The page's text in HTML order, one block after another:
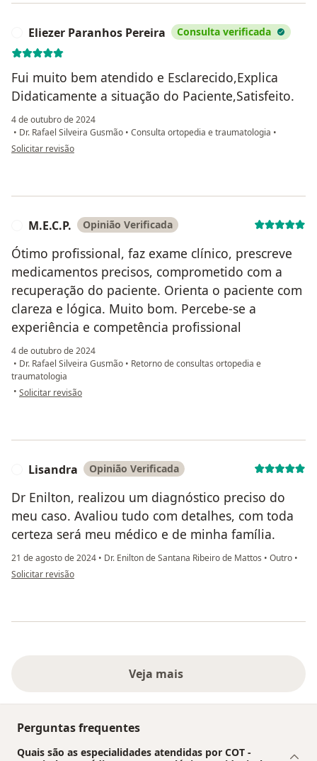
Eliezer Paranhos Pereira Consulta verificada
Fui muito bem atendido e Esclarecido,Explica
Didaticamente a situação do Paciente,Satisfeito.
4 de outubro de 2024
• Dr. Rafael Silveira Gusmão • Consulta ortopedia e traumatologia •
na opinião do utilizador Eliezer Paranhos Pereira
Solicitar revisão
M.E.C.P. Opinião Verificada
Ótimo profissional, faz exame clínico, prescreve
medicamentos precisos, comprometido com a
recuperação do paciente. Orienta o paciente com
clareza e lógica. Muito bom. Percebe-se a
experiência e competência profissional
4 de outubro de 2024
• Dr. Rafael Silveira Gusmão • Retorno de consultas ortopedia e
traumatologia
• na opinião do utilizador M.E.C.P.
Solicitar revisão
Lisandra Opinião Verificada
Dr Enilton, realizou um diagnóstico preciso do
meu caso. Avaliou tudo com detalhes, com toda
certeza será meu médico e de minha família.
21 de agosto de 2024 • Dr. Enilton de Santana Ribeiro de Mattos • Outro •
na opinião do utilizador Lisandra
Solicitar revisão
Veja mais
Perguntas frequentes
Quais são as especialidades atendidas por COT -